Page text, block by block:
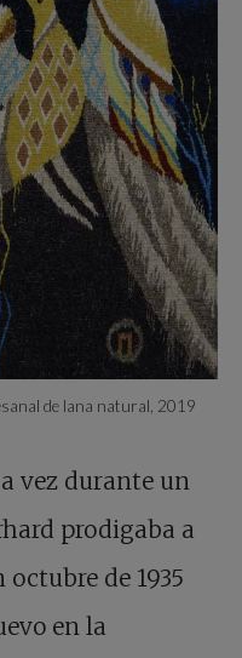
de lana natural, 2019
vez durante un
prodigaba a
de 1935
en la